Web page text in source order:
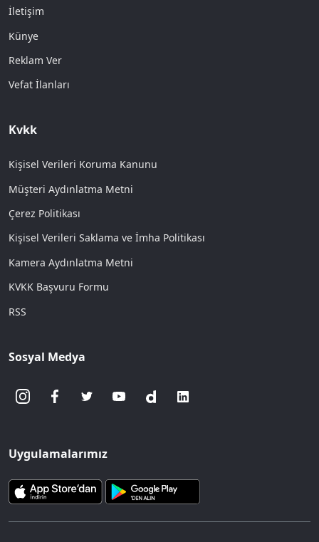
İletişim
Künye
Reklam Ver
Vefat İlanları
Kvkk
Kişisel Verileri Koruma Kanunu
Müşteri Aydınlatma Metni
Çerez Politikası
Kişisel Verileri Saklama ve İmha Politikası
Kamera Aydınlatma Metni
KVKK Başvuru Formu
RSS
Sosyal Medya
Uygulamalarımız